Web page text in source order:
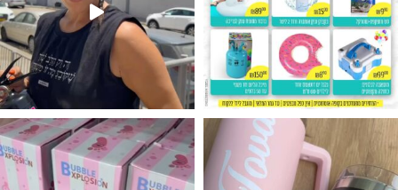
מטף לגילוי מין העובר חזר למלא